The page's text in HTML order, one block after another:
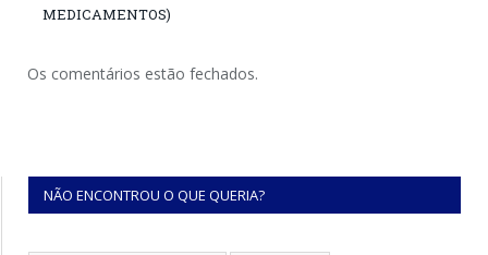
MEDICAMENTOS)
Os comentários estão fechados.
NÃO ENCONTROU O QUE QUERIA?